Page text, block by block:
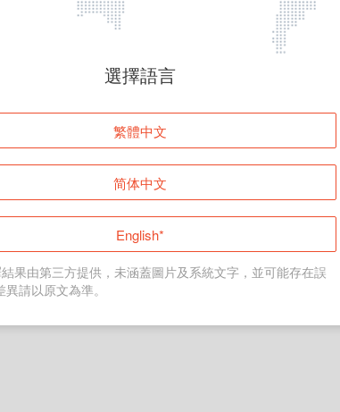
頁面無法顯示
登入
返回首頁
選擇語言
繁體中文
简体中文
English*
果由第三方提供，未涵蓋圖片及系統文字，並可能存在誤
請以原文為準。